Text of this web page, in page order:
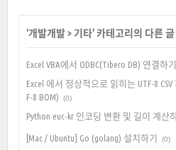
'개발개발> 기타' 카테고리의 다른 글
Excel VBA에서 ODBC(Tibero DB) 연결하기
Excel 에서 정상적으로 읽히는 UTF-8
F-8 BOM)
(0)
Python euc-kr 인코딩 변환 및 길이 계산
[Mac / Ubuntu] Go (golang) 설치하기 (0)